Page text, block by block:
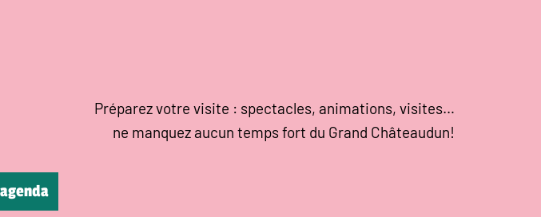
Préparez votre visite : spectacles, animations, visites…
ne manquez aucun temps fort du Grand Châteaudun!